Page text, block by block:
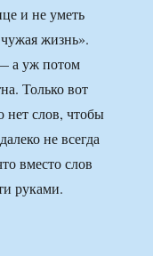
и не уметь
жизнь».
а уж потом
Только вот
нет слов, чтобы
не всегда
вместо слов
руками.